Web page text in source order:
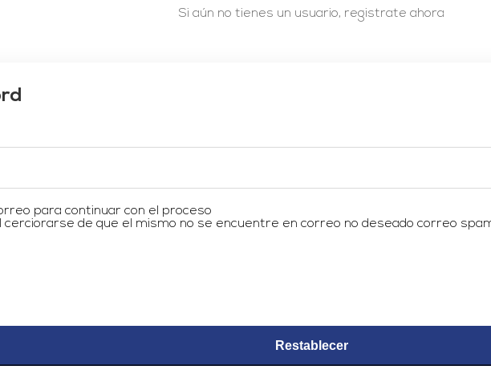
Si aún no tienes un usuario, registrate ahora
para continuar con el proceso
cerciorarse de que el mismo no se encuentre en correo no deseado correo
Restablecer